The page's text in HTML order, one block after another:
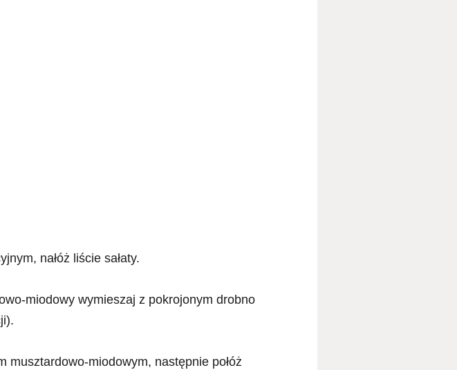
nałóż liście sałaty.
miodowy wymieszaj z pokrojonym drobno
musztardowo-miodowym, następnie połóż